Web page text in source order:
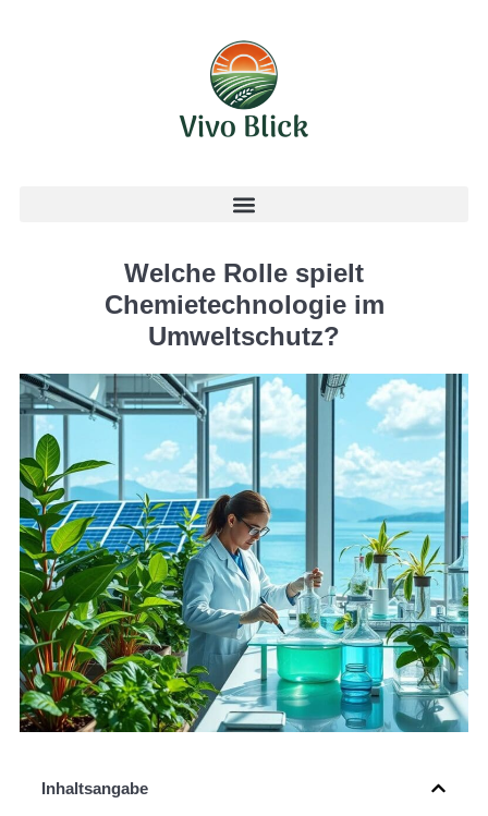
Welche Rolle spielt
Chemietechnologie im
Umweltschutz?
Inhaltsangabe